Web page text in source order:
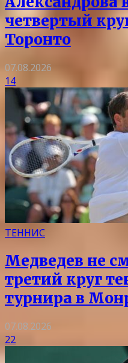
четвертый
Торонто
07.08.2026
14
ТЕННИС
Медведев не
третий круг
турнира в
07.08.2026
22